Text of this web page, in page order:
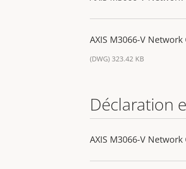
AXIS M3066-V
(DWG) 323.42 KB
Déclaration
AXIS M3066-V